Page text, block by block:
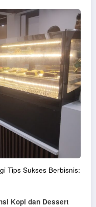
Tips Sukses Berbisnis:
Kopi dan Dessert